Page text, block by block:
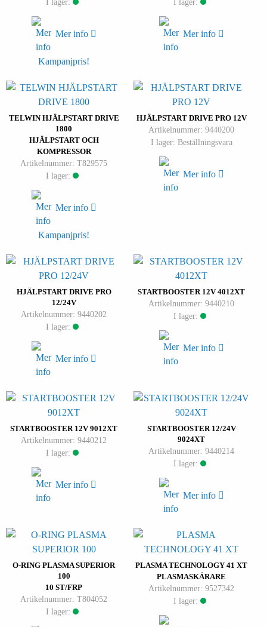
Mer info
Kampanjpris!
Mer info
TELWIN HJÄLPSTART DRIVE
1800
HJÄLPSTART OCH
KOMPRESSOR
Artikelnummer: T829575
I lager:
Mer info
Kampanjpris!
HJÄLPSTART DRIVE PRO 12V
Artikelnummer: 9440200
I lager: Beställningsvara
Mer info
HJÄLPSTART DRIVE PRO
12/24V
Artikelnummer: 9440202
I lager:
Mer info
STARTBOOSTER 12V 4012XT
Artikelnummer: 9440210
I lager:
Mer info
STARTBOOSTER 12V 9012XT
Artikelnummer: 9440212
I lager:
Mer info
STARTBOOSTER 12/24V
9024XT
Artikelnummer: 9440214
I lager:
Mer info
O-RING PLASMA SUPERIOR
100
10 ST/FRP
Artikelnummer: T804052
I lager:
PLASMA TECHNOLOGY 41 XT
PLASMASKÄRARE
Artikelnummer: 9527342
I lager: